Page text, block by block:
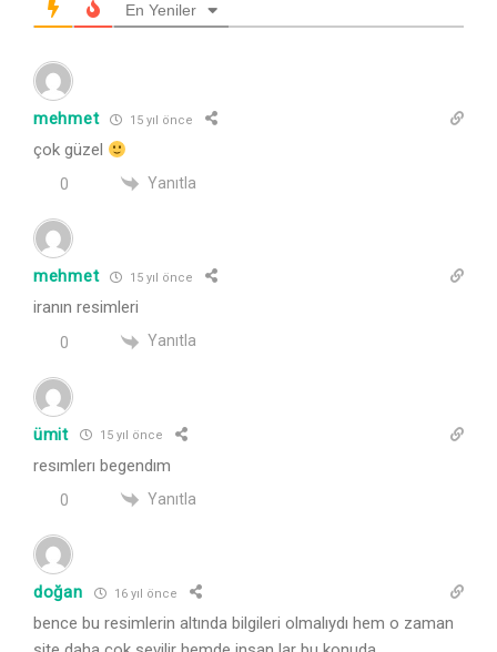
En Yeniler
mehmet 15 yıl önce
çok güzel
0 Yanıtla
mehmet 15 yıl önce
iranın resimleri
0 Yanıtla
ümit 15 yıl önce
resımlerı begendım
0 Yanıtla
doğan 16 yıl önce
bence bu resimlerin altında bilgileri olmalıydı hem o zaman